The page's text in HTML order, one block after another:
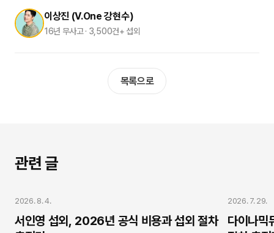
이상진 (V.One 강현수)
16년 무사고 · 3,500건+ 섭외
목록으로
관련 글
2026. 8. 4.
서인영 섭외, 2026년 공식 비용과 섭외 절차
2026. 7. 29.
다이나믹